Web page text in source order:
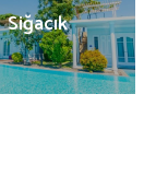
Siğacık